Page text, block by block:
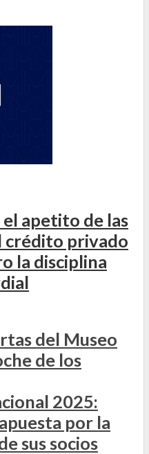
apetito de las
crédito privado
la disciplina
del Museo
de los
2025:
por la
sus socios